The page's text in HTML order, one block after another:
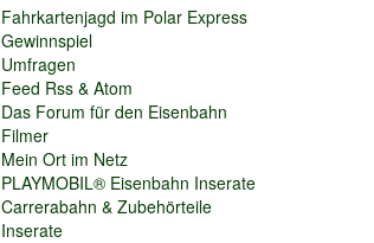
Fahrkartenjagd im Polar Express
Gewinnspiel
Umfragen
Feed Rss & Atom
Das Forum für den Eisenbahn
Filmer
Mein Ort im Netz
PLAYMOBIL® Eisenbahn Inserate
Carrerabahn & Zubehörteile
Inserate